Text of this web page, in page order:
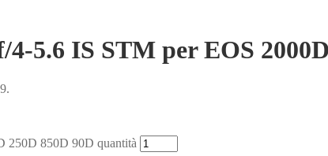
5.6 IS STM per EOS
250D 850D 90D quantità